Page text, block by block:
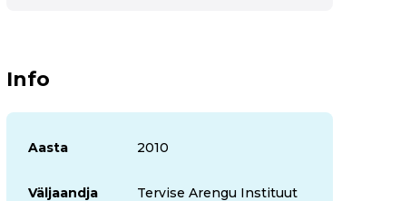
Info
Aasta 2010
Väljaandja Tervise Arengu Instituut